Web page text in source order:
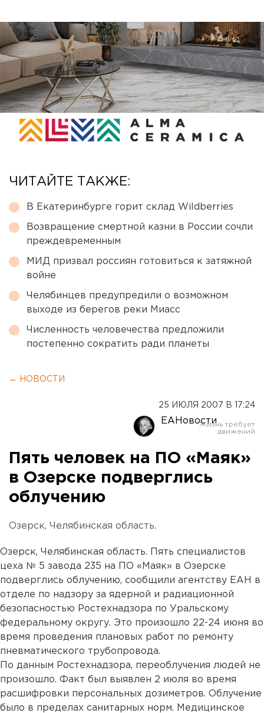
ЧИТАЙТЕ ТАКЖЕ:
В Екатеринбурге горит склад Wildberries
Возвращение смертной казни в России сочли
преждевременным
МИД призвал россиян готовиться к затяжной
войне
Челябинцев предупредили о возможном
выходе из берегов реки Миасс
Численность человечества предложили
постепенно сократить ради планеты
← НОВОСТИ
25 ИЮЛЯ 2007 В 17:24
ЕАНовости
Пять человек на ПО «Маяк»
в Озерске подверглись
облучению
Озерск, Челябинская область.
Озерск, Челябинская область. Пять специалистов
цеха № 5 завода 235 на ПО «Маяк» в Озерске
подверглись облучению, сообщили агентству ЕАН в
отделе по надзору за ядерной и радиационной
безопасностью Ростехнадзора по Уральскому
федеральному округу. Это произошло 22-24 июня во
время проведения плановых работ по ремонту
пневматического трубопровода.
По данным Ростехнадзора, переоблучения людей не
произошло. Факт был выявлен 2 июля во время
расшифровки персональных дозиметров. Облучение
было в пределах санитарных норм. Медицинское